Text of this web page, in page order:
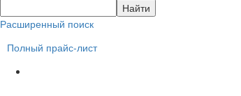
Расширенный поиск
Полный прайс-лист